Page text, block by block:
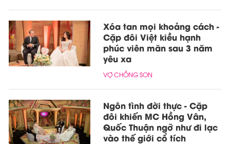
Xóa tan mọi khoảng cách -
Cặp đôi Việt kiều hạnh
phúc viên mãn sau 3 năm
yêu xa
VỢ CHỒNG SON
Ngôn tình đời thực - Cặp
đôi khiến MC Hồng Vân,
Quốc Thuận ngỡ như đi lạc
vào thế giới cổ tích